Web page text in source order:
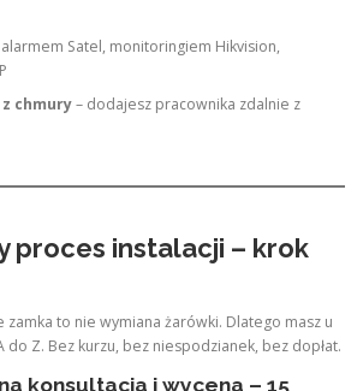
alarmem Satel, monitoringiem Hikvision,
chmury– dodajesz pracownika zdalnie z
proces instalacji – krok
to nie wymiana żarówki. Dlatego masz u
do Z. Bez kurzu, bez niespodzianek, bez dopłat.
konsultacja i wycena – 15